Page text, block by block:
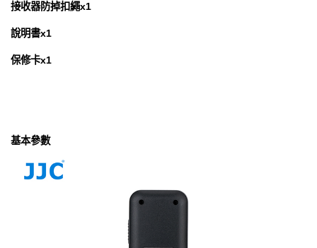
接收器防掉扣繩x1
說明書x1
保修卡x1
基本參數